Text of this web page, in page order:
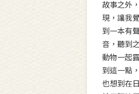
故事之外
現，讓我
到一本有
音，聽到
動物一起
到這一點
也想到在